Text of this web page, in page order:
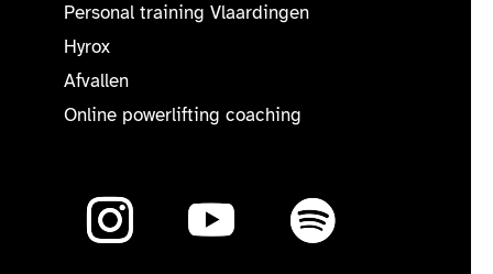
Personal training Vlaardingen
Hyrox
Afvallen
Online powerlifting coaching